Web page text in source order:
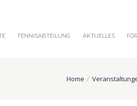
TENNISABTEILUNG AKTUELLES
Home